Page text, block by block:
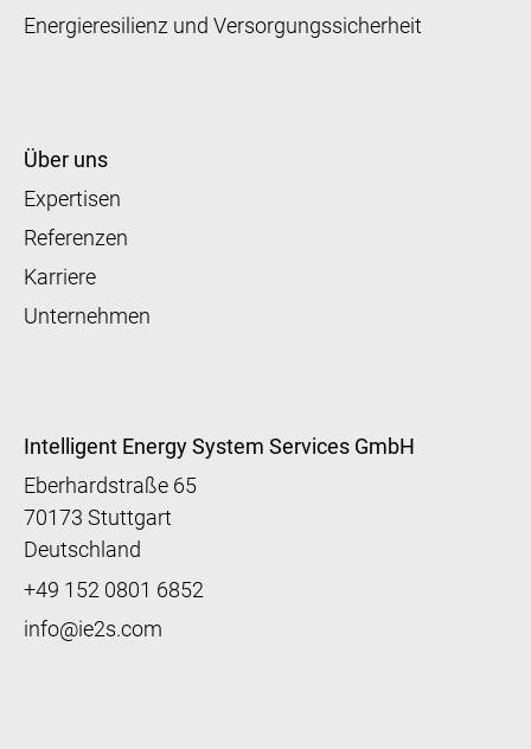
Energieresilienz und Versorgungssicherheit
Über uns
Expertisen
Referenzen
Karriere
Unternehmen
Intelligent Energy System Services GmbH
Eberhardstraße 65
70173 Stuttgart
Deutschland
+49 152 0801 6852
info@ie2s.com